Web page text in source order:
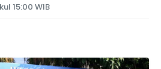
15:00 WIB